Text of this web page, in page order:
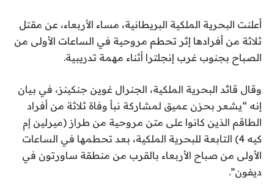
b
l
i
h
e
d
O
n
4
أعلنت البحرية الملكية البريطانية، مساء الأربعاء، عن مقتل
ثلاثة من أفرادها إثر تحطم مروحية في الساعات الأولى من
الصباح بجنوب غرب إنجلترا أثناء مهمة تدريبية.
وقال قائد البحرية الملكية، الجنرال غوين جنكينز، في بيان
إنه “يشعر بحزن عميق لمشاركة نبأ وفاة ثلاثة من أفراد
الطاقم الذين كانوا على متن مروحية من طراز (ميرلين إم
كيه 4) التابعة للبحرية الملكية، بعد تحطمها في الساعات
الأولى من صباح الأربعاء بالقرب من منطقة ساورتون في
ديفون”.